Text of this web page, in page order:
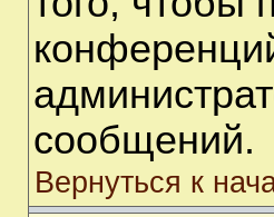
сообщений.
Вернуться к